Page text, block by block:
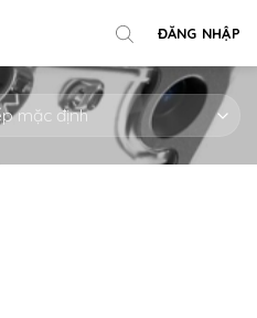
ĐĂNG NHẬP